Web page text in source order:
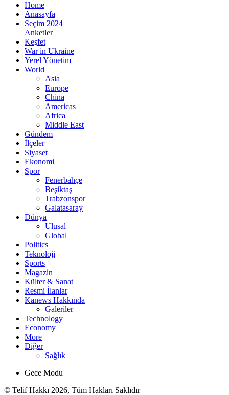
Home
Anasayfa
Seçim 2024
Anketler
Keşfet
War in Ukraine
Yerel Yönetim
World
Asia
Europe
China
Americas
Africa
Middle East
Gündem
İlçeler
Siyaset
Ekonomi
Spor
Fenerbahçe
Beşiktaş
Trabzonspor
Galatasaray
Dünya
Ulusal
Global
Politics
Teknoloji
Sports
Magazin
Külter & Sanat
Resmi İlanlar
Kanews Hakkında
Galeriler
Technology
Economy
More
Diğer
Sağlık
Gece Modu
© Telif Hakkı 2026, Tüm Hakları Saklıdır